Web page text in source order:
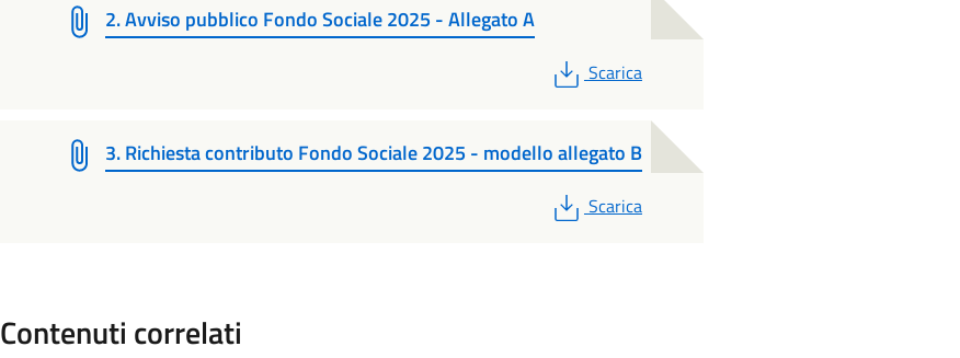
2. Avviso pubblico Fondo Sociale 2025 - Allegato A
PDF
Scarica
3. Richiesta contributo Fondo Sociale 2025 - modello allegato B
PDF
Scarica
Contenuti correlati